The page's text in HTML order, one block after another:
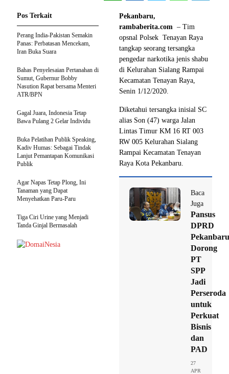
Pekanbaru,
rambaberita.com – Tim
opsnal Polsek Tenayan Raya
tangkap seorang tersangka
pengedar narkotika jenis shabu
di Kelurahan Sialang Rampai
Kecamatan Tenayan Raya,
Senin 1/12/2020.
Diketahui tersangka inisial SC
alias Son (47) warga Jalan
Lintas Timur KM 16 RT 003
RW 005 Kelurahan Sialang
Rampai Kecamatan Tenayan
Raya Kota Pekanbaru.
Baca
Juga
Pansus
DPRD
Pekanbaru
Dorong
PT
SPP
Jadi
Perseroda
untuk
Perkuat
Bisnis
dan
PAD
27
APR
Pos Terkait
Perang India-Pakistan Semakin
Panas: Perbatasan Mencekam,
Iran Buka Suara
Bahas Penyelesaian Pertanahan di
Sumut, Gubernur Bobby
Nasution Rapat bersama Menteri
ATR/BPN
Gagal Juara, Indonesia Tetap
Bawa Pulang 2 Gelar Individu
Buka Pelatihan Publik Speaking,
Kadiv Humas: Sebagai Tindak
Lanjut Pemantapan Komunikasi
Publik
Agar Napas Tetap Plong, Ini
Tanaman yang Dapat
Menyehatkan Paru-Paru
Tiga Ciri Urine yang Menjadi
Tanda Ginjal Bermasalah